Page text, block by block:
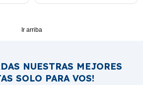
Ir arriba
NUESTRAS MEJORES
SOLO PARA VOS!